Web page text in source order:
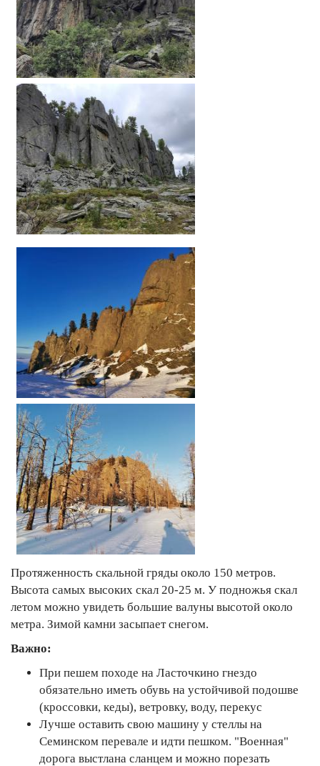
Протяженность скальной гряды около 150 метров.
Высота самых высоких скал 20-25 м. У подножья скал
летом можно увидеть большие валуны высотой около
метра. Зимой камни засыпает снегом.
Важно:
При пешем походе на Ласточкино гнездо
обязательно иметь обувь на устойчивой подошве
(кроссовки, кеды), ветровку, воду, перекус
Лучше оставить свою машину у стеллы на
Семинском перевале и идти пешком. "Военная"
дорога выстлана сланцем и можно порезать